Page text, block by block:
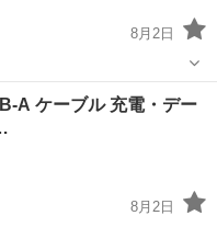
8月2日
A ケーブル 充電・デー
8月2日